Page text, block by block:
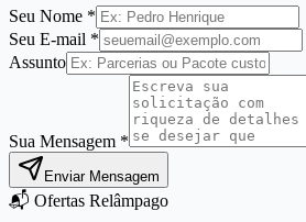
Seu Nome *
Seu E-mail *
Assunto
Sua Mensagem *
Enviar Mensagem
📬 Ofertas Relâmpago